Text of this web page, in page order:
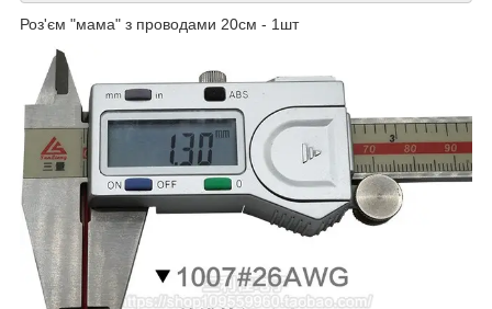
Роз'єм "мама" з проводами 20см - 1шт